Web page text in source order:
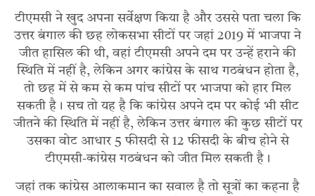
टीएमसी ने खुद अपना सर्वेक्षण किया है और उससे पता चला कि
उत्तर बंगाल की छह लोकसभा सीटों पर जहां 2019 में भाजपा ने
जीत हासिल की थी, वहां टीएमसी अपने दम पर उन्हें हराने की
स्थिति में नहीं है, लेकिन अगर कांग्रेस के साथ गठबंधन होता है,
तो छह में से कम से कम पांच सीटों पर भाजपा को हार मिल
सकती है। सच तो यह है कि कांग्रेस अपने दम पर कोई भी सीट
जीतने की स्थिति में नहीं है, लेकिन उत्तर बंगाल की कुछ सीटों पर
उसका वोट आधार 5 फीसदी से 12 फीसदी के बीच होने से
टीएमसी-कांग्रेस गठबंधन को जीत मिल सकती है।
जहां तक कांग्रेस आलाकमान का सवाल है तो सूत्रों का कहना है